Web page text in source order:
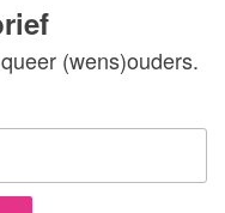
(wens)ouders.